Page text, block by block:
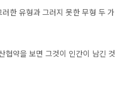
한 유형과 그러지 못한 무형 두 가
협약을 보면 그것이 인간이 남긴 것